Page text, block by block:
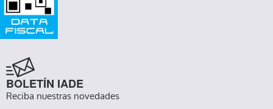
BOLETÍN IADE
Reciba nuestras novedades